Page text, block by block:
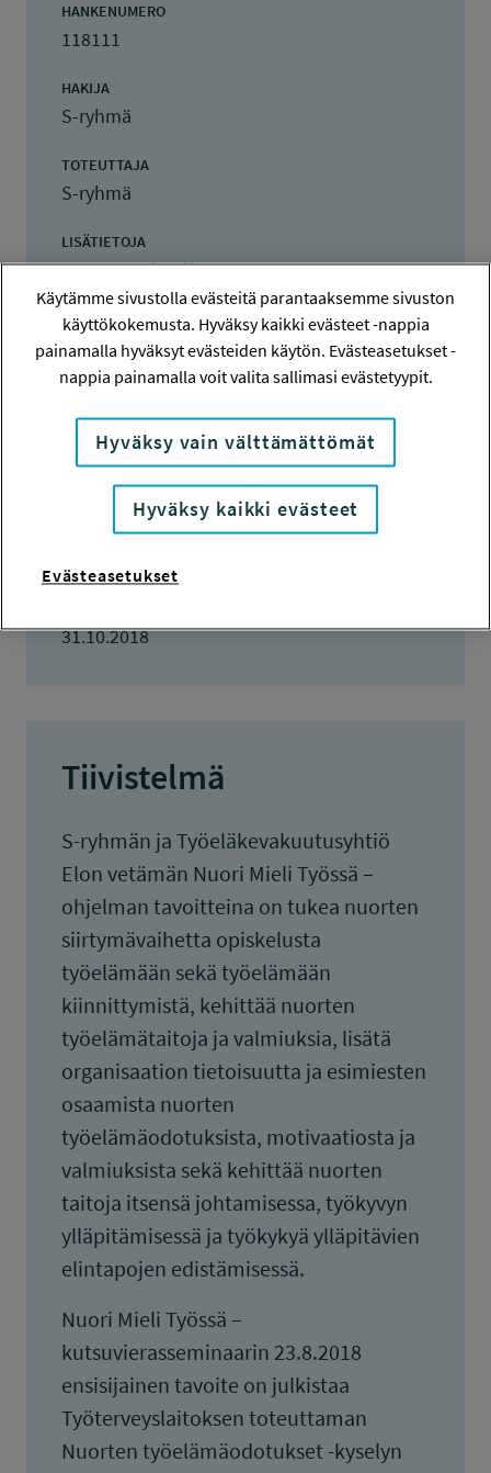
HANKENUMERO
118111
HAKIJA
S-ryhmä
TOTEUTTAJA
S-ryhmä
LISÄTIETOJA
Sanna-Mari Myllynen
sanna-mari.myllynen@sok.fi
TOTEUTUSAIKA
1.3.2018 - 31.10.2018
TYÖSUOJELURAHASTON PÄÄTÖS
22.3.2018
7 600 euroa
KOKONAISKUSTANNUKSET
31.10.2018
Tiivistelmä
S-ryhmän ja Työeläkevakuutusyhtiö
Elon vetämän Nuori Mieli Työssä –
ohjelman tavoitteina on tukea nuorten
siirtymävaihetta opiskelusta
työelämään sekä työelämään
kiinnittymistä, kehittää nuorten
työelämätaitoja ja valmiuksia, lisätä
organisaation tietoisuutta ja esimiesten
osaamista nuorten
työelämäodotuksista, motivaatiosta ja
valmiuksista sekä kehittää nuorten
taitoja itsensä johtamisessa, työkyvyn
ylläpitämisessä ja työkykyä ylläpitävien
elintapojen edistämisessä.
Nuori Mieli Työssä –
kutsuvierasseminaarin 23.8.2018
ensisijainen tavoite on julkistaa
Työterveyslaitoksen toteuttaman
Nuorten työelämäodotukset -kyselyn
Käytämme sivustolla evästeitä parantaaksemme sivuston
käyttökokemusta. Hyväksy kaikki evästeet -nappia
painamalla hyväksyt evästeiden käytön. Evästeasetukset -
nappia painamalla voit valita sallimasi evästetyypit.
Hyväksy vain välttämättömät
Hyväksy kaikki evästeet
Evästeasetukset